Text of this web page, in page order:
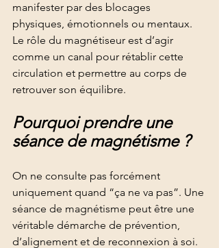
manifester par des blocages
physiques, émotionnels ou mentaux.
Le rôle du magnétiseur est d’agir
comme un canal pour rétablir cette
circulation et permettre au corps de
retrouver son équilibre.
Pourquoi prendre une
séance de magnétisme ?
On ne consulte pas forcément
uniquement quand “ça ne va pas”. Une
séance de magnétisme peut être une
véritable démarche de prévention,
d’alignement et de reconnexion à soi.